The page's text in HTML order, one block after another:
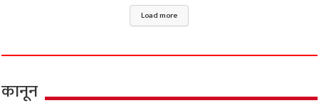
Load more
कानून